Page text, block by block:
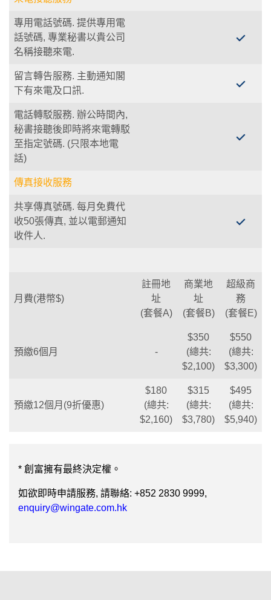
專用電話號碼. 提供專用電
話號碼, 專業秘書以貴公司
名稱接聽來電.
留言轉告服務. 主動通知閣
下有來電及口訊.
電話轉駁服務. 辦公時間內,
秘書接聽後即時將來電轉駁
至指定號碼. (只限本地電
話)
傳真接收服務
共享傳真號碼. 每月免費代
收50張傳真, 並以電郵通知
收件人.
月費(港幣$)
註冊地
址
(套餐A)
商業地
址
(套餐B)
超級商
務
(套餐E)
預繳6個月 -
$350
(總共:
$2,100)
$550
(總共:
$3,300)
預繳12個月(9折優惠)
$180
(總共:
$2,160)
$315
(總共:
$3,780)
$495
(總共:
$5,940)
* 創富擁有最終決定權。
如欲即時申請服務, 請聯絡: +852 2830 9999,
enquiry@wingate.com.hk